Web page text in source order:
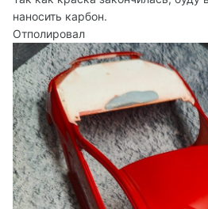
наносить карбон.
Отполировал